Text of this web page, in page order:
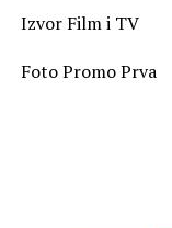
Izvor Film i TV
Foto Promo Prva